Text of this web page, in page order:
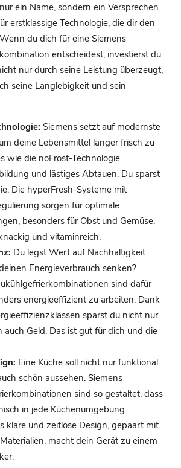
ein Name, sondern ein Versprechen.
erstklassige Technologie, die dir den
du dich für eine Siemens
entscheidest, investierst du
nur durch seine Leistung überzeugt,
seine Langlebigkeit und sein
Siemens setzt auf modernste
deine Lebensmittel länger frisch zu
wie die noFrost-Technologie
und lästiges Abtauen. Du sparst
Die hyperFresh-Systeme mit
sorgen für optimale
besonders für Obst und Gemüse.
und vitaminreich.
Du legst Wert auf Nachhaltigkeit
Energieverbrauch senken?
sind dafür
energieeffizient zu arbeiten. Dank
sparst du nicht nur
auch Geld. Das ist gut für dich und die
Eine Küche soll nicht nur funktional
schön aussehen. Siemens
sind so gestaltet, dass
in jede Küchenumgebung
klare und zeitlose Design, gepaart mit
macht dein Gerät zu einem